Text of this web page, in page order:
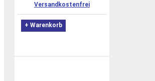
Versandkostenfrei
+ Warenkorb